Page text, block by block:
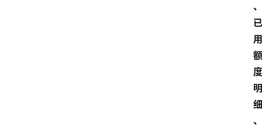
、
已
用
额
度
明
细
、